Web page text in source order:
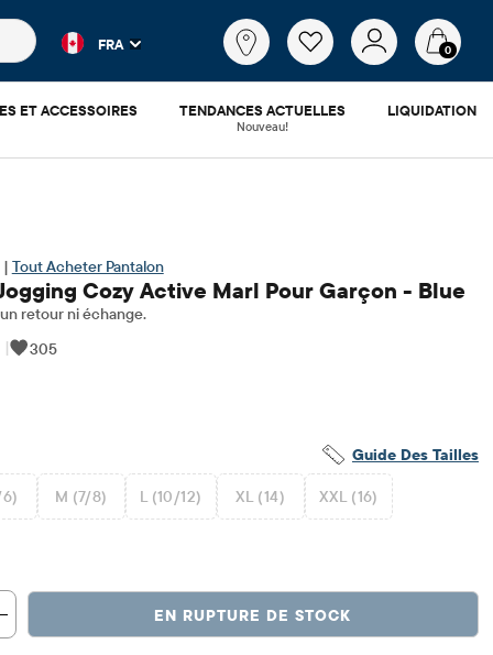
populaires et les résultats de produits au fur et à
FRA 0
ET ACCESSOIRES TENDANCES ACTUELLES
Nouveau!
LIQUIDATION
| Tout Acheter Pantalon
Cozy Active Marl Pour Garçon - Blue
retour ni échange.
|
305
Guide Des Tailles
M (7/8) L (10/12) XL (14) XXL (16)
EN RUPTURE DE STOCK